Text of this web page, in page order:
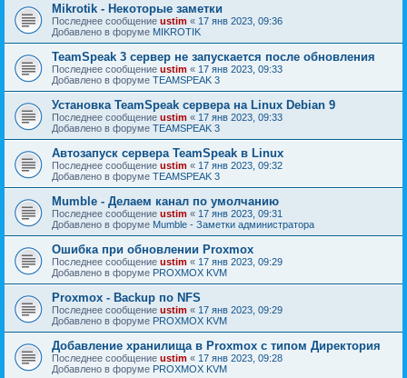
Mikrotik - Некоторые заметки
Последнее сообщение ustim « 17 янв 2023, 09:36
Добавлено в форуме MIKROTIK
TeamSpeak 3 сервер не запускается после обновления
Последнее сообщение ustim « 17 янв 2023, 09:33
Добавлено в форуме TEAMSPEAK 3
Установка TeamSpeak сервера на Linux Debian 9
Последнее сообщение ustim « 17 янв 2023, 09:33
Добавлено в форуме TEAMSPEAK 3
Автозапуск сервера TeamSpeak в Linux
Последнее сообщение ustim « 17 янв 2023, 09:32
Добавлено в форуме TEAMSPEAK 3
Mumble - Делаем канал по умолчанию
Последнее сообщение ustim « 17 янв 2023, 09:31
Добавлено в форуме Mumble - Заметки администратора
Ошибка при обновлении Proxmox
Последнее сообщение ustim « 17 янв 2023, 09:29
Добавлено в форуме PROXMOX KVM
Proxmox - Backup по NFS
Последнее сообщение ustim « 17 янв 2023, 09:29
Добавлено в форуме PROXMOX KVM
Добавление хранилища в Proxmox с типом Директория
Последнее сообщение ustim « 17 янв 2023, 09:28
Добавлено в форуме PROXMOX KVM